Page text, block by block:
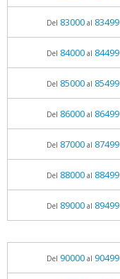
Del 83000al 83499
Del 84000al 84499
Del 85000al 85499
Del 86000al 86499
Del 87000al 87499
Del 88000al 88499
Del 89000al 89499
Del 90000al 90499